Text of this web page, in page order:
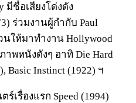
มีชื่อเสียงโด่งดัง
ร่วมงานผู้กำกับ Paul
นให้มาทำงาน Hollywood
พหนังดังๆ อาทิ Die Hard
Basic Instinct (1922) ฯ
เรื่องแรก Speed (1994)